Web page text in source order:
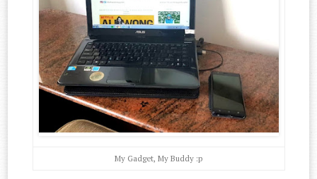
My Gadget, My Buddy :p